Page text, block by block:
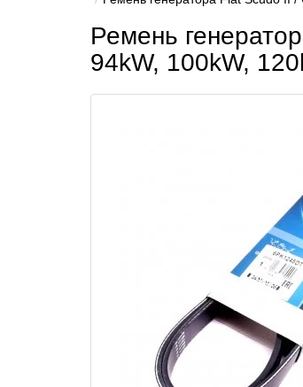
Ремень
94kW, 100kW,